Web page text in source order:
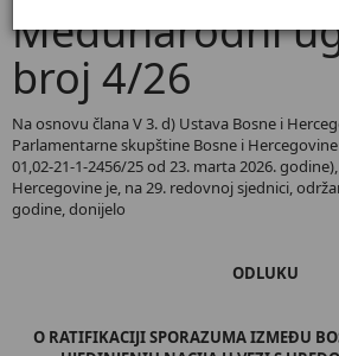
Međunarodni
broj 4/26
Na osnovu člana V 3. d) Ustava Bosne i
Parlamentarne skupštine Bosne i
01,02-21-1-2456/25 od 23. marta 2026.
Hercegovine je, na 29. redovnoj sjednici,
godine, donijelo
ODLUKU
O RATIFIKACIJI SPORAZUMA IZMEĐU